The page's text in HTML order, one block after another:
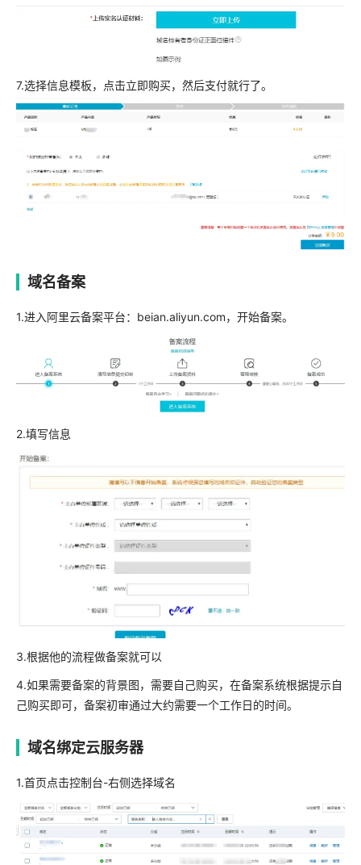
7.选择信息模板，点击立即购买，然后支付就行了。
域名备案
1.进入阿里云备案平台：beian.aliyun.com，开始备案。
2.填写信息
3.根据他的流程做备案就可以
4.如果需要备案的背景图，需要自己购买，在备案系统根据提示自
己购买即可，备案初审通过大约需要一个工作日的时间。
域名绑定云服务器
1.首页点击控制台-右侧选择域名